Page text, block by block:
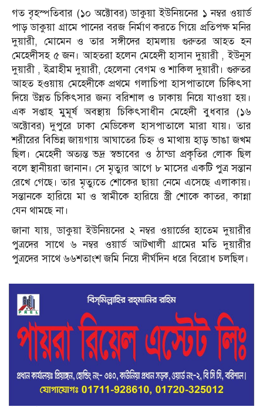
গত বৃহস্পতিবার (১০ অক্টোবর) ডাকুয়া ইউনিয়নের ১ নম্বর ওয়ার্ড
পাড় ডাকুয়া গ্রামে পানের বরজ নির্মাণ করতে গিয়ে প্রতিপক্ষ মনির
দুয়ারী, মোমেন ও তার সঙ্গীদের হামলায় গুরুতর আহত হন
মেহেদীসহ ৫ জন। আহতরা হলেন মেহেদী হাসান দুয়ারী , ইউনুস
দুয়ারী , ইব্রাহীম দুয়ারী, হেলেনা বেগম ও শাকিল দুয়ারী। গুরুতর
আহত হওয়ায় মেহেদীকে প্রথমে গলাচিপা হাসপাতালে চিকিৎসা
দিয়ে উন্নত চিকিৎসার জন্য বরিশাল ও ঢাকায় নিয়ে যাওয়া হয়।
এক সপ্তাহ মুমূর্ষ অবস্থায় চিকিৎসাধীন মেহেদী বুধবার (১৬
অক্টোবর) দুপুরে ঢাকা মেডিকেল হাসপাতালে মারা যায়। তার
শরীরের বিভিন্ন জায়গায় আঘাতের চিহ্ন ও মাথায় হাড় ভাঙা জখম
ছিল। মেহেদী অত্যন্ত ভদ্র স্বভাবের ও ঠান্ডা প্রকৃতির লোক ছিল
বলে স্থানীয়রা জানান। সে মৃত্যুর আগে ৮ মাসের একটি পুত্র সন্তান
রেখে গেছে। তার মৃত্যুতে শোকের ছায়া নেমে এসেছে এলাকায়।
সন্তানকে হারিয়ে মা ও স্বামীকে হারিয়ে স্ত্রী শোকে কাতর, কান্না
যেন থামছে না।
জানা যায়, ডাকুয়া ইউনিয়নের ২ নম্বর ওয়ার্ডের হাতেম দুয়ারীর
পুত্রদের সাথে ৬ নম্বর ওয়ার্ড আটখালী গ্রামের মতি দুয়ারীর
পুত্রদের সাথে ৬৬শতাংশ জমি নিয়ে দীর্ঘদিন ধরে বিরোধ চলছিল।